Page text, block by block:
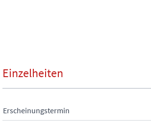
Einzelheiten
Erscheinungstermin